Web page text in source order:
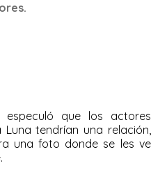
que los actores
Luna tendrían una relación,
una foto donde se les ve